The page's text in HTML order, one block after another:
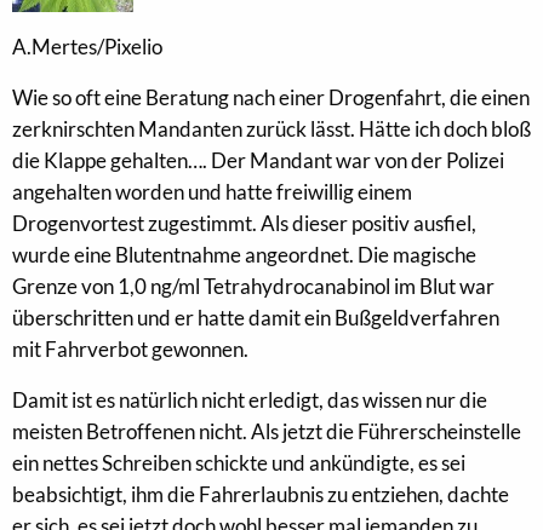
A.Mertes/Pixelio
Wie so oft eine Beratung nach einer Drogenfahrt, die einen
zerknirschten Mandanten zurück lässt. Hätte ich doch bloß
die Klappe gehalten…. Der Mandant war von der Polizei
angehalten worden und hatte freiwillig einem
Drogenvortest zugestimmt. Als dieser positiv ausfiel,
wurde eine Blutentnahme angeordnet. Die magische
Grenze von 1,0 ng/ml Tetrahydrocanabinol im Blut war
überschritten und er hatte damit ein Bußgeldverfahren
mit Fahrverbot gewonnen.
Damit ist es natürlich nicht erledigt, das wissen nur die
meisten Betroffenen nicht. Als jetzt die Führerscheinstelle
ein nettes Schreiben schickte und ankündigte, es sei
beabsichtigt, ihm die Fahrerlaubnis zu entziehen, dachte